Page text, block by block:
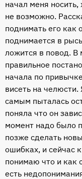
начал меня носить,
не возможно.
поднимать его как
поднимается в
ложится в повод. В
правильное
начала по
висеть на
самым пыталась
поняла что он
момент надо было
позже сделать
ошибках, и сейчас
понимаю что и как
есть